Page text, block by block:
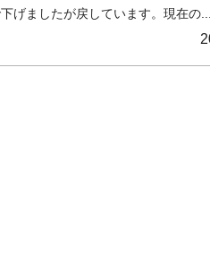
げましたが戻しています。現在の...